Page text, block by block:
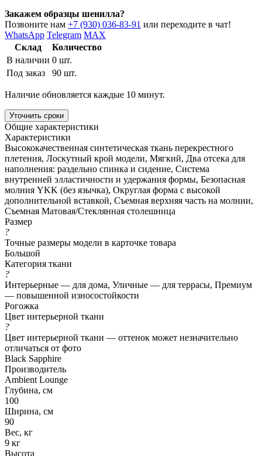
Закажем образцы шенилла?
Позвоните нам +7 (930) 036-83-91 или переходите в чат!
WhatsApp Telegram MAX
Склад
Количество
В наличии 0 шт.
Под заказ
90 шт.
Наличие обновляется каждые 10 минут.
Уточнить сроки
Общие характеристики
Характеристики
Высококачественная синтетическая ткань перекрестного
плетения, Лоскутный крой модели, Мягкий, Два отсека для
наполнения: раздельно спинка и сидение, Система
внутренней элластичности и удержания формы, Безопасная
молния YKK (без язычка), Округлая форма с высокой
дополнительной вставкой, Съемная верхняя часть на молнии,
Съемная Матовая/Стеклянная столешница
Размер
?
Точные размеры модели в карточке товара
Большой
Категория ткани
?
Интерьерные — для дома, Уличные — для террасы, Премиум
— повышенной износостойкости
Рогожка
Цвет интерьерной ткани
?
Цвет интерьерной ткани — оттенок может незначительно
отличаться от фото
Black Sapphire
Производитель
Ambient Lounge
Глубина, см
100
Ширина, см
90
Вес, кг
9 кг
Высота